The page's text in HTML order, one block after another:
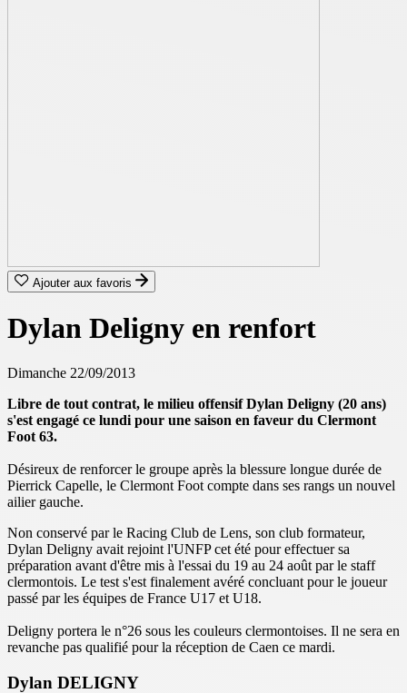
Ajouter aux favoris
Dylan Deligny en renfort
Dimanche 22/09/2013
Libre de tout contrat, le milieu offensif Dylan Deligny (20 ans)
s'est engagé ce lundi pour une saison en faveur du Clermont
Foot 63.
Désireux de renforcer le groupe après la blessure longue durée de
Pierrick Capelle, le Clermont Foot compte dans ses rangs un nouvel
ailier gauche.
Non conservé par le Racing Club de Lens, son club formateur,
Dylan Deligny avait rejoint l'UNFP cet été pour effectuer sa
préparation avant d'être mis à l'essai du 19 au 24 août par le staff
clermontois. Le test s'est finalement avéré concluant pour le joueur
passé par les équipes de France U17 et U18.
Deligny portera le n°26 sous les couleurs clermontoises. Il ne sera en
revanche pas qualifié pour la réception de Caen ce mardi.
Dylan DELIGNY